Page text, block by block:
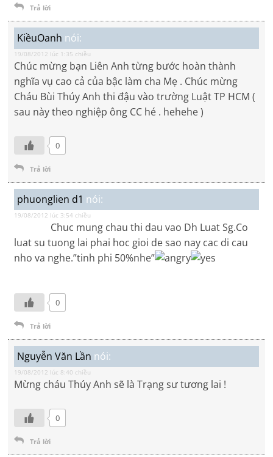
Trả lời
KiềuOanh nói:
19/08/2012 lúc 1:35 chiều
Chúc mừng bạn Liên Anh từng bước hoàn thành
nghĩa vụ cao cả của bậc làm cha Mẹ . Chúc mừng
Cháu Bùi Thúy Anh thi đậu vào trường Luật TP HCM (
sau này theo nghiệp ông CC hé . hehehe )
0
Trả lời
phuonglien d1 nói:
19/08/2012 lúc 3:54 chiều
Chuc mung chau thi dau vao Dh Luat Sg.Co
luat su tuong lai phai hoc gioi de sao nay cac di cau
nho va nghe.”tinh phi 50%nhe”
0
Trả lời
Nguyễn Văn Lần nói:
19/08/2012 lúc 8:40 chiều
Mừng cháu Thúy Anh sẽ là Trạng sư tương lai !
0
Trả lời